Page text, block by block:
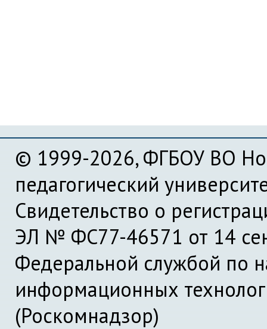
© 1999-2026, ФГБОУ ВО
педагогический
Свидетельство о
ЭЛ № ФС77-46571 от 14
Федеральной службой по
информационных
(Роскомнадзор)